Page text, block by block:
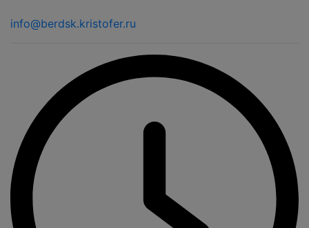
info@berdsk.kristofer.ru